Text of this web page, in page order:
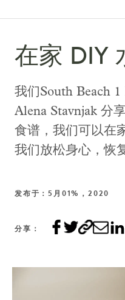
在家 DIY
我们South Beach
Alena Stavnjak 分
食谱，我们可以在
我们放松身心，恢
发布于：5月01%，2020
分享：